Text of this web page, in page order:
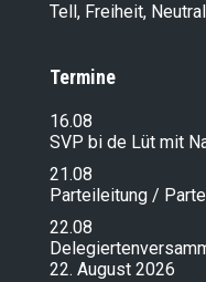
Tell, Freiheit,
Termine
16.08
SVP bi de Lüt mit
21.08
Parteileitung /
22.08
22. August 2026